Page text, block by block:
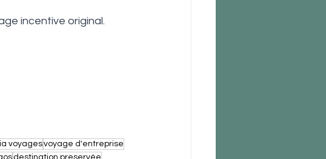
incentive original.
voyagesvoyage d'entreprise